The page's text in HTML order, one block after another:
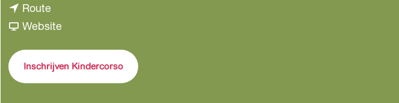
i
n
Routen
a
r
Websitev
n
Inschrijven Kindercorso